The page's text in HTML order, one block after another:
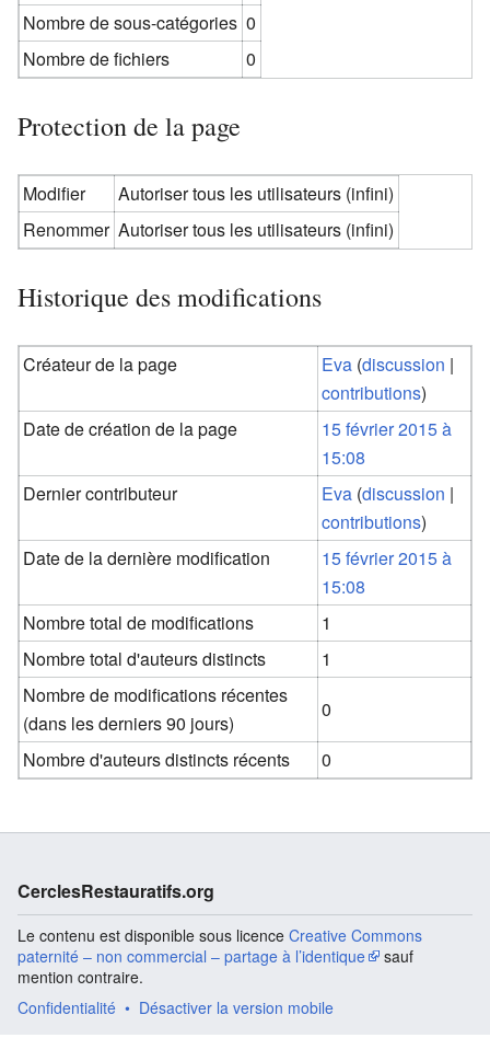
Nombre de sous-catégories 0
Nombre de fichiers
0
Protection de la page
Modifier
Autoriser tous les utilisateurs (infini)
Renommer Autoriser tous les utilisateurs (infini)
Historique des modifications
Créateur de la page Eva (discussion |
contributions)
Date de création de la page
15 février 2015 à
15:08
Dernier contributeur
Eva (discussion |
contributions)
Date de la dernière modification
15 février 2015 à
15:08
Nombre total de modifications
1
Nombre total d'auteurs distincts
1
Nombre de modifications récentes
(dans les derniers 90 jours)
0
Nombre d'auteurs distincts récents
0
CerclesRestauratifs.org
Le contenu est disponible sous licence Creative Commons
paternité – non commercial – partage à l’identique
sauf
mention contraire.
Confidentialité
Désactiver la version mobile